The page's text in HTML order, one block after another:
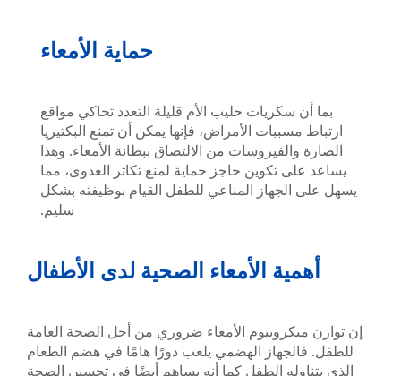
حماية الأمعاء
حليب الأم قليلة التعدد تحاكي مواقع
الأمراض، فإنها يمكن أن تمنع البكتيريا
من الالتصاق ببطانة الأمعاء. وهذا
تكوين حاجز حماية لمنع تكاثر العدوى، مما
المناعي للطفل القيام بوظيفته بشكل
الأمعاء الصحية لدى الأطفال
الأمعاء ضروري من أجل الصحة العامة
الهضمي يلعب دورًا هامًا في هضم الطعام
الطفل كما أنه يساهم أيضًا في تحسين الصحة